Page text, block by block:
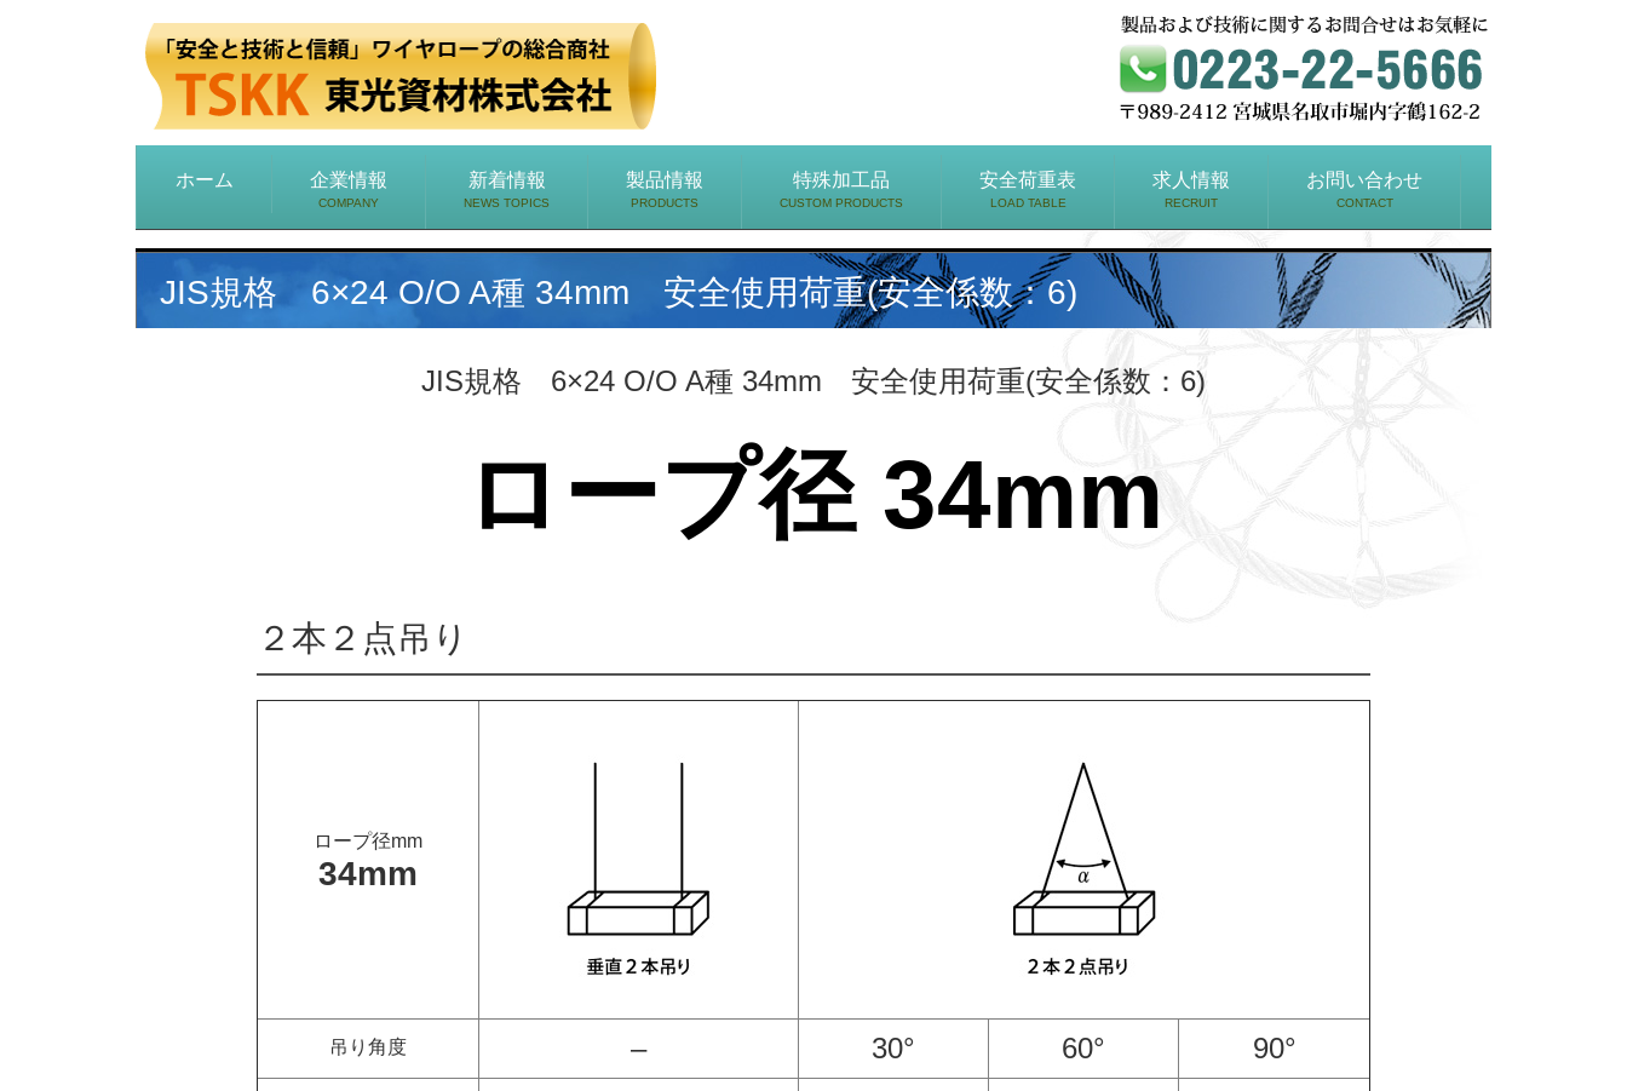
ホーム 企業情報
COMPANY
新着情報
NEWS TOPICS
製品情報
PRODUCTS
特殊加工品
CUSTOM PRODUCTS
安全荷重表
LOAD TABLE
求人情報
RECRUIT
お問い合わせ
CONTACT
JIS規格 6×24 O/O A種 34mm 安全使用荷重(安全係数：6)
JIS規格 6×24 O/O A種 34mm 安全使用荷重(安全係数：6)
ロープ径 34mm
２本２点吊り
ロープ径mm
34mm
吊り角度 – 30° 60° 90°